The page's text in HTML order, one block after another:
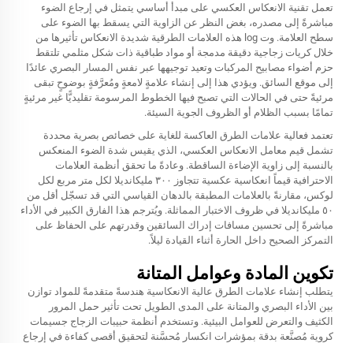
تعمل تقنية الانعكاس العكسي على مبدأ أساسي يتمثل في إرجاع الضوء
مباشرةً إلى مصدره، بغض النظر عن الزاوية التي يسقط بها الضوء على
سطح العلامة. وت log هذه العلامات الطرقية شديدة الانعكاس تأثيرها من
خلال كريات زجاجية دقيقة مدمجة أو مواد طباقية ذات شكل مثلمي تلتقط
حزم أضواء مصابيح المركبات وتعيد توجيهها عبر نفس المسار البصري عائدًا
إلى موقع السائق. ويؤدي هذا إلى إنشاء علامةٍ لامعةٍ ومُعرَّفةٍ بوضوحٍ تبقى
مرئيةً حتى في الحالات التي تصبح فيها الخطوط المرسومة تقليديًّا غير مرئيةٍ
تمامًا بسبب الظلام أو الظروف الجوية السيئة.
تعتمد فعالية علامات الطرق العاكسة للغاية على خصائص بصرية محددة
تشمل قيم معامل الانعكاس العكسي، الذي يقيس شدة الضوء المنعكس
بالنسبة إلى زاوية الإضاءة الساقطة. وعادةً ما تحقق أنظمة العلامات
الاحترافية قيماً انعكاسية عكسية تتجاوز ٣٠٠ مليكانديلا لكل متر مربع لكل
لوكس، مقارنةً بالعلامات المطبقة بالدهان القياسي التي قد تسجّل أقل من
٥٠ مليكانديلا في ظروف الاختبار المماثلة. ويُترجم هذا الفارق الكبير في الأداء
مباشرةً إلى تحسين مسافات إدراك السائقين وقدرتهم على الحفاظ على
التمركز الصحيح داخل الحارة أثناء القيادة ليلاً.
تكوين المادة وعوامل المتانة
يتطلب إنشاء علامات الطرق عالية الانعكاسية هندسةً متقدمةً للمواد توازن
بين الأداء البصري والمتانة على المدى الطويل تحت تأثير حمل المرور
الكثيف والتعرض للعوامل البيئية. وتستخدم أنظمة حبيبات الزجاج جسيمات
كروية مُصنَّعة بدقة بمؤشرات انكسار مُحسَّنة لتحقيق أقصى كفاءة في إرجاع